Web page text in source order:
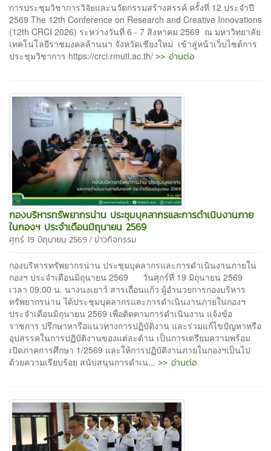
การประชุมวิชาการวิจัยและนวัตกรรมสร้างสรรค์ ครั้งที่ 12 ประจำปี
2569 The 12th Conference on Research and Creative Innovations
(12th CRCI 2026) ระหว่างวันที่ 6 - 7 สิงหาคม 2569 ณ มหาวิทยาลัย
เทคโนโลยีราชมงคลล้านนา จังหวัดเชียงใหม่ เข้าสู่หน้าเว็บไซต์การ
ประชุมวิชาการ https://crci.rmutl.ac.th/ >> อ่านต่อ
กองบริหารทรัพยากรน่าน ประชุมบุคลากรและการดำเนินงานภาย
ในกองฯ ประจำเดือนมิถุนายน 2569
ศุกร์ 19 มิถุนายน 2569 / ข่าวกิจกรรม
กองบริหารทรัพยากรน่าน ประชุมบุคลากรและการดำเนินงานภายใน
กองฯ ประจำเดือนมิถุนายน 2569 วันศุกร์ที่ 19 มิถุนายน 2569
เวลา 09.00 น. นางนงเยาว์ สารเถื่อนแก้ว ผู้อำนวยการกองบริหาร
ทรัพยากรน่าน ได้ประชุมบุคลากรและการดำเนินงานภายในกองฯ
ประจำเดือนมิถุนายน 2569 เพื่อติดตามการดำเนินงาน แจ้งข้อ
ราชการ ปรึกษาหารือแนวทางการปฏิบัติงาน และร่วมแก้ไขปัญหาหรือ
อุปสรรคในการปฏิบัติงานของแต่ละด้าน เป็นการเตรียมความพร้อม
เปิดภาคการศึกษา 1/2569 และให้การปฏิบัติงานภายในกองฯเป็นไป
ด้วยความเรียบร้อย สนับสนุนการดำเน... >> อ่านต่อ